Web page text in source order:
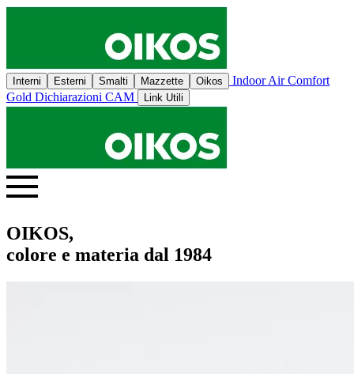
Interni Esterni Smalti Mazzette Oikos
Indoor Air Comfort
Gold Dichiarazioni CAM Link Utili
OIKOS,
colore e materia dal 1984